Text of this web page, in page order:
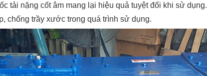
tải nặng cốt âm mang lại hiệu quả tuyệt đối khi sử dụng.
chống trầy xước trong quá trình sử dụng.